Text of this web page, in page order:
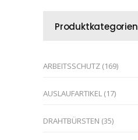
Produktkategorien
ARBEITSSCHUTZ (169)
AUSLAUFARTIKEL (17)
DRAHTBÜRSTEN (35)